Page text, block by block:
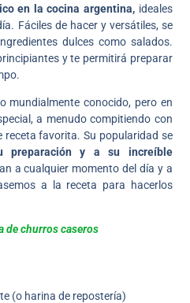
en la cocina argentina, ideales
Fáciles de hacer y versátiles, se
dulces como salados.
y te permitirá preparar
mundialmente conocido, pero en
a menudo compitiendo con
receta favorita. Su popularidad se
preparación y a su increíble
a cualquier momento del día y a
a la receta para hacerlos
de churros caseros
(o harina de repostería)